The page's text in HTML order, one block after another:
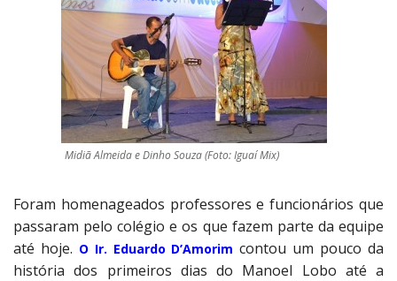
Midiã Almeida e Dinho Souza (Foto: Iguaí Mix)
Foram homenageados professores e funcionários que
passaram pelo colégio e os que fazem parte da equipe
até hoje. O Ir. Eduardo D’Amorim contou um pouco da
história dos primeiros dias do Manoel Lobo até a